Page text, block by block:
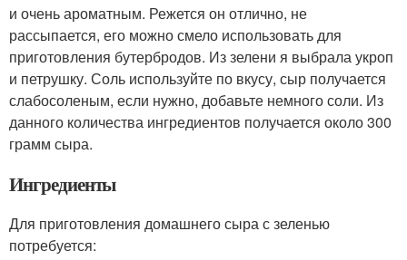
и очень ароматным. Режется он отлично, не
рассыпается, его можно смело использовать для
приготовления бутербродов. Из зелени я выбрала укроп
и петрушку. Соль используйте по вкусу, сыр получается
слабосоленым, если нужно, добавьте немного соли. Из
данного количества ингредиентов получается около 300
грамм сыра.
Ингредиенты
Для приготовления домашнего сыра с зеленью
потребуется: